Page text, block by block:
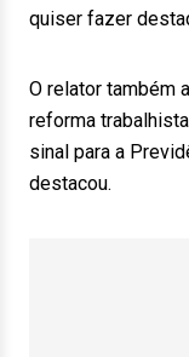
quiser fazer
O relator também
reforma
sinal para a
destacou.